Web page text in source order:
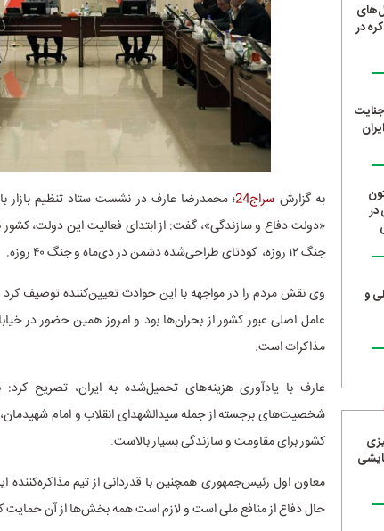
در
در
و
به گزارش سراج24
؛ محمدرضا عارف در نشست ستاد تنظیم بازار
«دولت دفاع و سازندگی»، گفت: از ابتدای فعالیت این دولت،
جنگ ۱۲ روزه، کودتای طراحی‌شده دشمن در دی‌ماه و جنگ ۴۰ روزه.
وی نقش مردم را در مواجهه با این حوادث تعیین‌کننده توصیف
عامل اصلی عبور کشور از بحران‌ها بود و امروز همین حضور در
مذاکرات است.
عارف با یادآوری هزینه‌های تحمیل‌شده به ایران، تصریح
شخصیت‌های برجسته از جمله سیدالشهدای انقلاب و امام
کشور برای مقاومت و سازندگی بسیار بالاست.
معاون اول رئیس‌جمهوری همچنین با قدردانی از تیم مذاکره‌کننده
حال دفاع از منافع ملی است و لازم است همه بخش‌ها از آن حمایت